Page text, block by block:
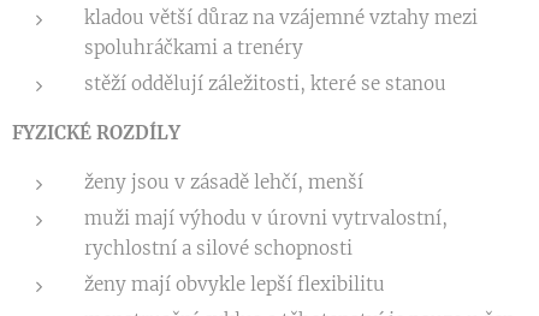
kladou větší důraz na vzájemné vztahy mezi
spoluhráčkami a trenéry
stěží oddělují záležitosti, které se stanou
FYZICKÉ ROZDÍLY
ženy jsou v zásadě lehčí, menší
muži mají výhodu v úrovni vytrvalostní,
rychlostní a silové schopnosti
ženy mají obvykle lepší flexibilitu